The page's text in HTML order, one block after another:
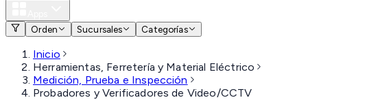
Orden
Sucursales Categorías
Inicio
Herramientas, Ferretería y Material Eléctrico
Medición, Prueba e Inspección
Probadores y Verificadores de Video/CCTV